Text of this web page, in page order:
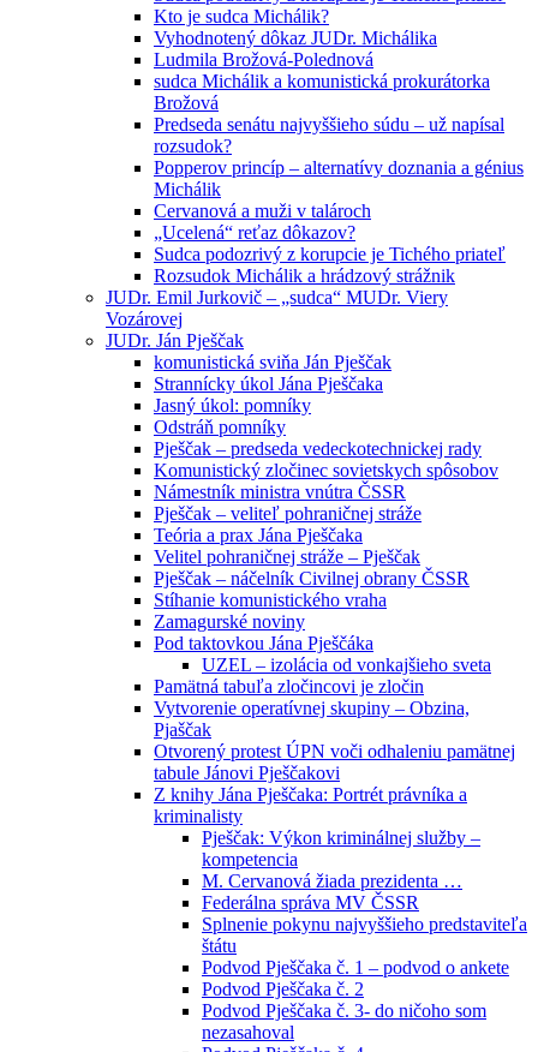
Kto je sudca Michálik?
Vyhodnotený dôkaz JUDr. Michálika
Ludmila Brožová-Polednová
sudca Michálik a komunistická prokurátorka
Brožová
Predseda senátu najvyššieho súdu – už napísal
rozsudok?
Popperov princíp – alternatívy doznania a génius
Michálik
Cervanová a muži v talároch
„Ucelená“ reťaz dôkazov?
Sudca podozrivý z korupcie je Tichého priateľ
Rozsudok Michálik a hrádzový strážnik
JUDr. Emil Jurkovič – „sudca“ MUDr. Viery
Vozárovej
JUDr. Ján Pješčak
komunistická sviňa Ján Pješčak
Strannícky úkol Jána Pješčaka
Jasný úkol: pomníky
Odstráň pomníky
Pješčak – predseda vedeckotechnickej rady
Komunistický zločinec sovietskych spôsobov
Námestník ministra vnútra ČSSR
Pješčak – veliteľ pohraničnej stráže
Teória a prax Jána Pješčaka
Velitel pohraničnej stráže – Pješčak
Pješčak – náčelník Civilnej obrany ČSSR
Stíhanie komunistického vraha
Zamagurské noviny
Pod taktovkou Jána Pješčáka
UZEL – izolácia od vonkajšieho sveta
Pamätná tabuľa zločincovi je zločin
Vytvorenie operatívnej skupiny – Obzina,
Pjaščak
Otvorený protest ÚPN voči odhaleniu pamätnej
tabule Jánovi Pješčakovi
Z knihy Jána Pješčaka: Portrét právníka a
kriminalisty
Pješčak: Výkon kriminálnej služby –
kompetencia
M. Cervanová žiada prezidenta …
Federálna správa MV ČSSR
Splnenie pokynu najvyššieho predstaviteľa
štátu
Podvod Pješčaka č. 1 – podvod o ankete
Podvod Pješčaka č. 2
Podvod Pješčaka č. 3- do ničoho som
nezasahoval